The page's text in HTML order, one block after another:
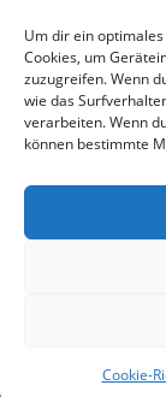
Um dir ein
Cookies, um
zuzugreifen. Wenn
wie das
verarbeiten. Wenn
können bestimmte
Cookie-
Saarland,
natürlich
da am...